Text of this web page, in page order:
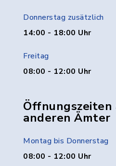
Donnerstag zusätzlich
14:00 - 18:00 Uhr
Freitag
08:00 - 12:00 Uhr
anderen Ämter
Montag bis Donnerstag
08:00 - 12:00 Uhr